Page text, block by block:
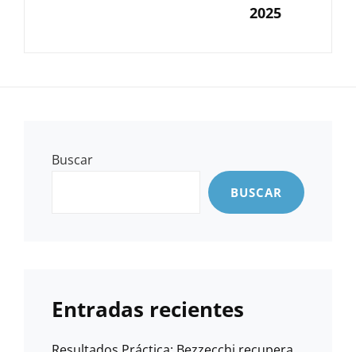
2025
Buscar
BUSCAR
Entradas recientes